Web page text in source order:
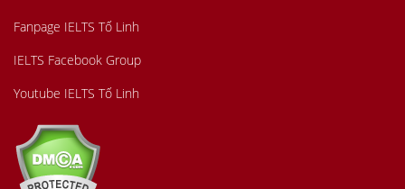
Fanpage IELTS Tố Linh
IELTS Facebook Group
Youtube IELTS Tố Linh